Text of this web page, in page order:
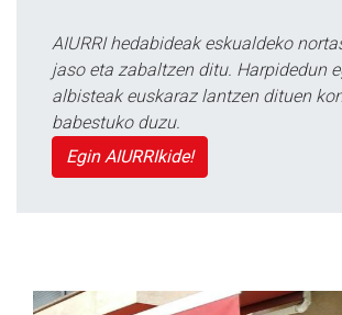
AIURRI hedabideak eskualdeko
jaso eta zabaltzen ditu. Harpidedun
albisteak euskaraz lantzen dituen
babestuko duzu.
Egin AIURRIkide!